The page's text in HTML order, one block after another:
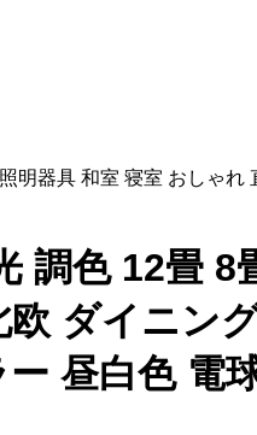
器具 和室 寝室 おしゃれ
調色 12畳 8
ダイニン
昼白色 電